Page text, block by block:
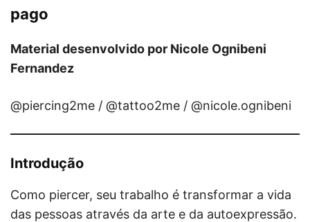
pago
Material desenvolvido por Nicole Ognibeni
Fernandez
@piercing2me / @tattoo2me / @nicole.ognibeni
Introdução
Como piercer, seu trabalho é transformar a vida
das pessoas através da arte e da autoexpressão.